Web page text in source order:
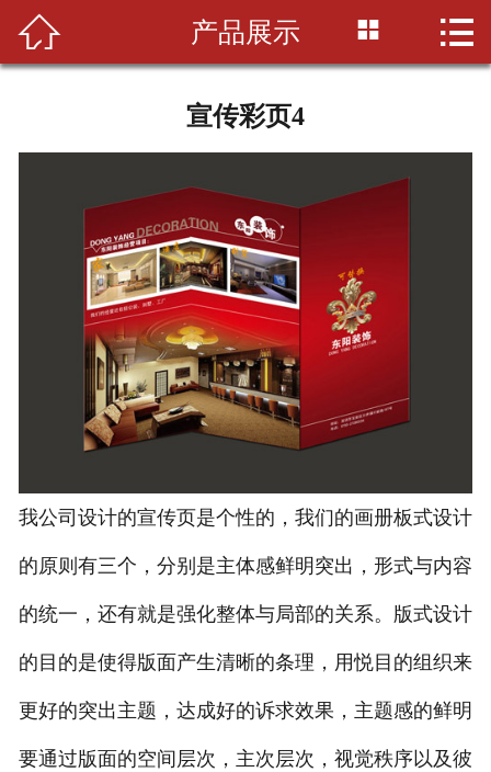
首页
产品展示
设备展示
联系我们
 产品展示  
宣传彩页4
我公司设计的宣传页是个性的，我们的画册板式设计
的原则有三个，分别是主体感鲜明突出，形式与内容
的统一，还有就是强化整体与局部的关系。版式设计
的目的是使得版面产生清晰的条理，用悦目的组织来
更好的突出主题，达成好的诉求效果，主题感的鲜明
要通过版面的空间层次，主次层次，视觉秩序以及彼